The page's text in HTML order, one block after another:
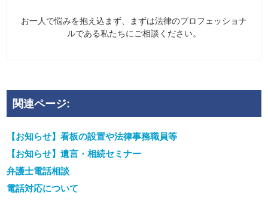
お一人で悩みを抱え込まず、まずは法律のプロフェッショナ
ルである私たちにご相談ください。
関連ページ:
【お知らせ】看板の設置や法律事務職員等
【お知らせ】遺言・相続セミナー
弁護士電話相談
電話対応について